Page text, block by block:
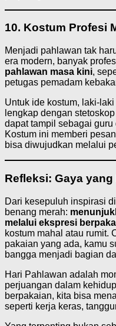
10. Kostum Profesi
Menjadi pahlawan tak
era modern, banyak
pahlawan masa kini,
petugas pemadam
Untuk ide kostum, laki-
lengkap dengan
dapat tampil sebagai
Kostum ini memberi
bisa diwujudkan melalui
Refleksi: Gaya
Dari kesepuluh inspirasi
benang merah:
melalui ekspresi
kostum mahal atau rumit.
pakaian yang ada, kamu
bangga menjadi bagian
Hari Pahlawan adalah
perjuangan dalam
berpakaian, kita bisa
seperti kerja keras,